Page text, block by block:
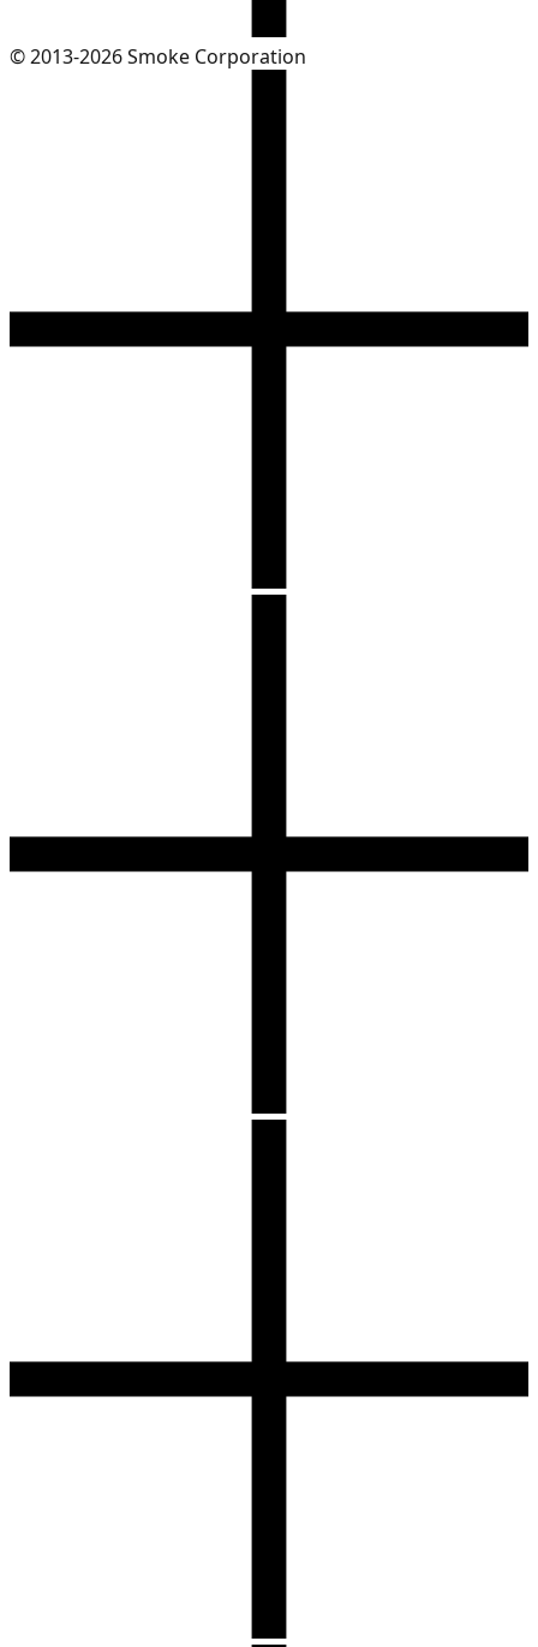
© 2013-2026 Smoke Corporation